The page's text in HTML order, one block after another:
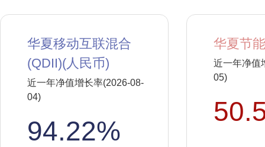
华夏移动互联混合
(QDII)(人民币)
近一年净值增长率(2026-08-
04)
94.22%
华夏节
近一年净值
05)